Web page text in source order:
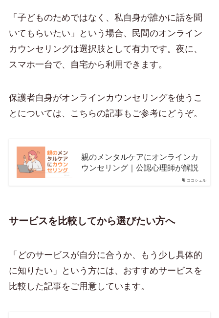
「子どものためではなく、私自身が誰かに話を聞
いてもらいたい」という場合、民間のオンライン
カウンセリングは選択肢として有力です。夜に、
スマホ一台で、自宅から利用できます。
保護者自身がオンラインカウンセリングを使うこ
とについては、こちらの記事もご参考にどうぞ。
ココシェル
親のメンタルケアにオンラインカ
ウンセリング｜公認心理師が解説
サービスを比較してから選びたい方へ
「どのサービスが自分に合うか、もう少し具体的
に知りたい」という方には、おすすめサービスを
比較した記事をご用意しています。